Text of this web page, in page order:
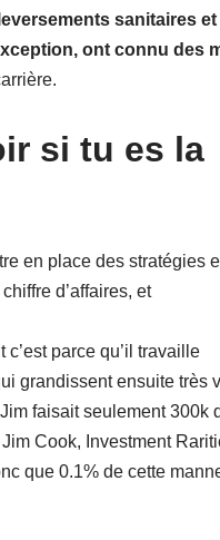
sanitaires et
ont connu des
si tu es la
en place des stratégies
d’affaires, et
parce qu’il travaille
grandissent ensuite très
faisait seulement 300k
Cook, Investment
que 0.1% de cette